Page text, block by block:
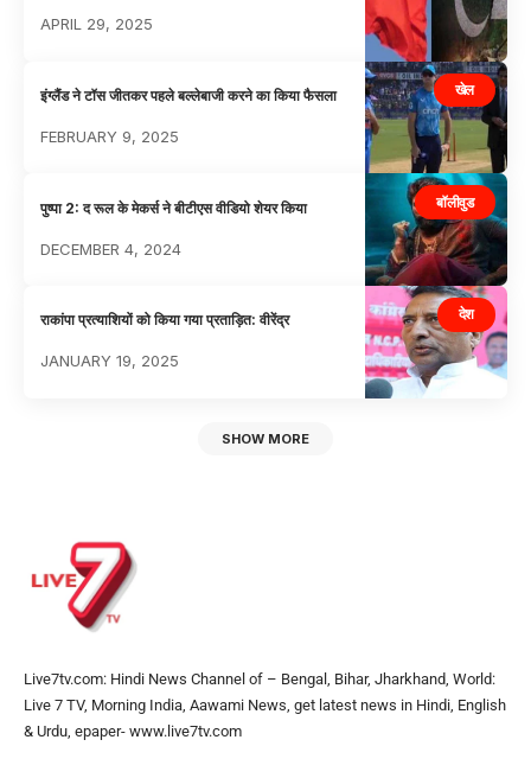
APRIL 29, 2025
खेल
इंग्लैंड ने टॉस जीतकर पहले बल्लेबाजी करने का किया फैसला
FEBRUARY 9, 2025
बॉलीवुड
पुष्पा 2: द रूल के मेकर्स ने बीटीएस वीडियो शेयर किया
DECEMBER 4, 2024
देश
राकांपा प्रत्याशियों को किया गया प्रताड़ित: वीरेंद्र
JANUARY 19, 2025
SHOW MORE
Live7tv.com: Hindi News Channel of – Bengal, Bihar, Jharkhand, World:
Live 7 TV, Morning India, Aawami News, get latest news in Hindi, English
& Urdu, epaper- www.live7tv.com